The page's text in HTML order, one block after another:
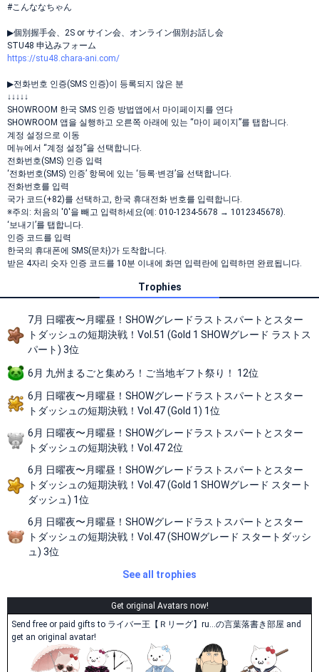
#こんななちゃん
▶個別握手会、2S or サイン会、オンライン個別お話し会
STU48 申込みフォーム
https://stu48.chara-ani.com/
▶전화번호 인증(SMS 인증)이 등록되지 않은 분
↓↓↓↓↓
SHOWROOM 한국 SMS 인증 방법앱에서 마이페이지를 연다
SHOWROOM 앱을 실행하고 오른쪽 아래에 있는 “마이 페이지”를 탭합니다.
계정 설정으로 이동
메뉴에서 “계정 설정”을 선택합니다.
전화번호(SMS) 인증 입력
‘전화번호(SMS) 인증’ 항목에 있는 ‘등록·변경’을 선택합니다.
전화번호를 입력
국가 코드(+82)를 선택하고, 한국 휴대전화 번호를 입력합니다.
※주의: 처음의 '0'을 빼고 입력하세요(예: 010-1234-5678 → 1012345678).
‘보내기’를 탭합니다.
인증 코드를 입력
한국의 휴대폰에 SMS(문차)가 도착합니다.
받은 4자리 숫자 인증 코드를 10분 이내에 화면 입력란에 입력하면 완료됩니다.
Trophies
7月 日曜夜〜月曜昼！SHOWグレードラストスパートとスター
トダッシュの短期決戦！Vol.51 (Gold 1 SHOWグレード ラストス
パート) 3位
6月 九州まるごと集めろ！ご当地ギフト祭り！ 12位
6月 日曜夜〜月曜昼！SHOWグレードラストスパートとスター
トダッシュの短期決戦！Vol.47 (Gold 1) 1位
6月 日曜夜〜月曜昼！SHOWグレードラストスパートとスター
トダッシュの短期決戦！Vol.47 2位
6月 日曜夜〜月曜昼！SHOWグレードラストスパートとスター
トダッシュの短期決戦！Vol.47 (Gold 1 SHOWグレード スタート
ダッシュ) 1位
6月 日曜夜〜月曜昼！SHOWグレードラストスパートとスター
トダッシュの短期決戦！Vol.47 (SHOWグレード スタートダッシ
ュ) 3位
See all trophies
Get original Avatars now!
Send free or paid gifts to ライバー王【Ｒリーグ】ru…の言葉落書き部屋 and
get an original avatar!